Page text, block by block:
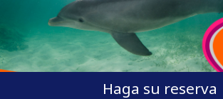
Haga su reserva